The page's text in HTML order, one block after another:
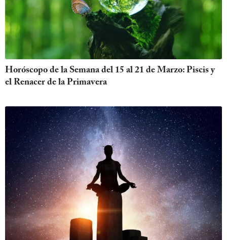
Horóscopo de la Semana del 15 al 21 de Marzo: Piscis y
el Renacer de la Primavera